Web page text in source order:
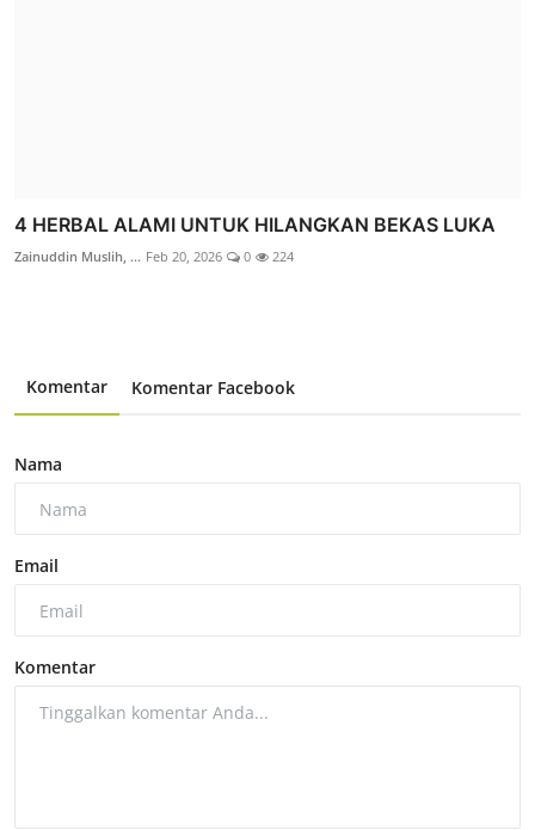
4 HERBAL ALAMI UNTUK HILANGKAN BEKAS LUKA
Zainuddin Muslih, ... Feb 20, 2026 0 224
Komentar Komentar Facebook
Nama
Email
Komentar